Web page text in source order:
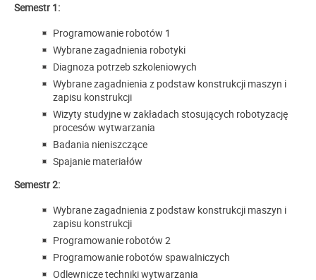
Semestr 1:
Programowanie robotów 1
Wybrane zagadnienia robotyki
Diagnoza potrzeb szkoleniowych
Wybrane zagadnienia z podstaw konstrukcji maszyn i
zapisu konstrukcji
Wizyty studyjne w zakładach stosujących robotyzację
procesów wytwarzania
Badania nieniszczące
Spajanie materiałów
Semestr 2:
Wybrane zagadnienia z podstaw konstrukcji maszyn i
zapisu konstrukcji
Programowanie robotów 2
Programowanie robotów spawalniczych
Odlewnicze techniki wytwarzania